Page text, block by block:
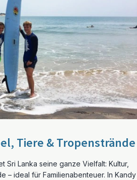
Tiere & Tropenstrände
Sri Lanka seine ganze Vielfalt: Kultur,
– ideal für Familienabenteuer. In Kandy